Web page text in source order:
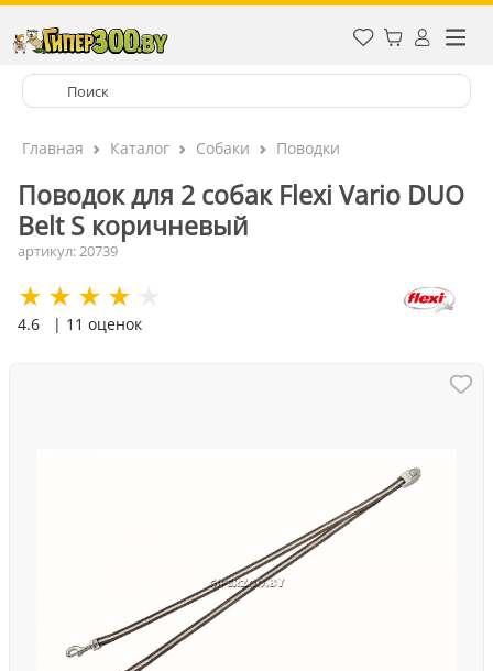
Главная Каталог Собаки Поводки
Поводок для 2 собак Flexi Vario DUO
Belt S коричневый
артикул: 20739
4.6 | 11 оценок